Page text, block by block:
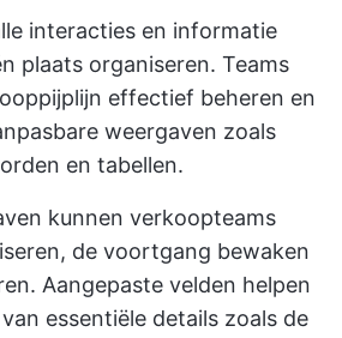
interacties en informatie
plaats organiseren. Teams
effectief beheren en
weergaven zoals
en tabellen.
kunnen verkoopteams
de voortgang bewaken
Aangepaste velden helpen
essentiële details zoals de